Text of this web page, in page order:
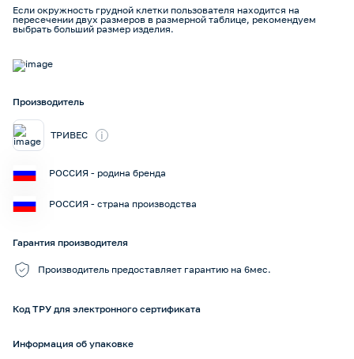
Если окружность грудной клетки пользователя находится на
пересечении двух размеров в размерной таблице, рекомендуем
выбрать больший размер изделия.
Производитель
ТРИВЕС i
РОССИЯ - родина бренда
РОССИЯ - страна производства
Гарантия производителя
Производитель предоставляет гарантию на 6мес.
Код ТРУ для электронного сертификата
Информация об упаковке